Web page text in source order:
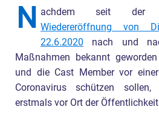
N achdem seit
Wiedereröffnung von
22.6.2020 nach und
Maßnahmen bekannt
und die Cast Member vor
Coronavirus schützen
erstmals vor Ort der